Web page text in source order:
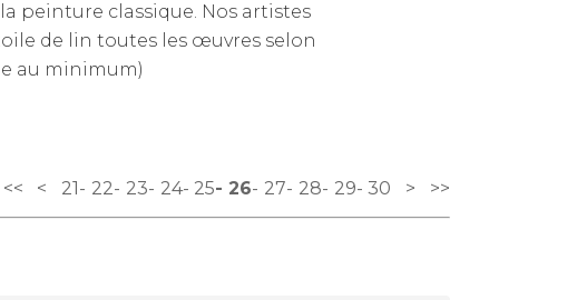
peinture classique. Nos artistes
de lin toutes les œuvres selon
au minimum)
<< < 21 22 23 24 25 26 27 28 29 30 > >>